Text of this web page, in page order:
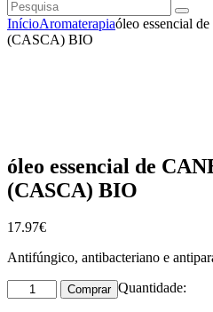
Pesquisa
instagramm
facebook
InícioAromaterapiaóleo essencial
(CASCA) BIO
óleo essencial de
(CASCA) BIO
17.97€
Antifúngico, antibacteriano e
Quantidade:
Quantidade
de
Comprar